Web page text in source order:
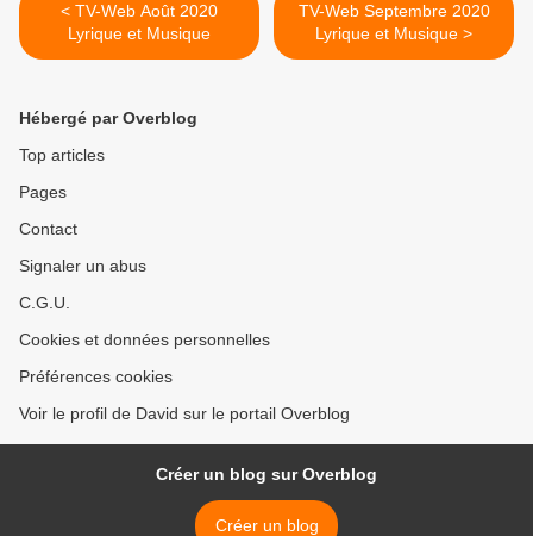
< TV-Web Août 2020
Lyrique et Musique
TV-Web Septembre 2020
Lyrique et Musique >
Hébergé par Overblog
Top articles
Pages
Contact
Signaler un abus
C.G.U.
Cookies et données personnelles
Préférences cookies
Voir le profil de David sur le portail Overblog
Créer un blog sur Overblog
Créer un blog